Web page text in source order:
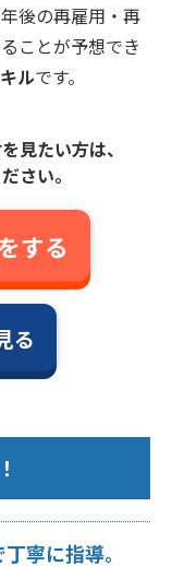
後の再雇用・再
ことが予想でき
ルです。
見たい方は、
さい。
する
る
寧に指導。